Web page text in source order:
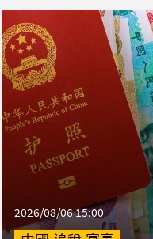
2026/08/06 15:00